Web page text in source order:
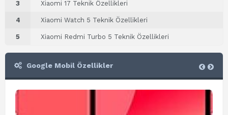
3 Xiaomi 17 Teknik Özellikleri
4 Xiaomi Watch 5 Teknik Özellikleri
5 Xiaomi Redmi Turbo 5 Teknik Özellikleri
Google Mobil Özellikler